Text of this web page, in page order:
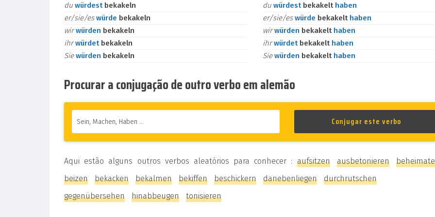
du würdest bekakeln
er/sie/eswürde bekakeln
wirwürden bekakeln
ihrwürdet bekakeln
Siewürden bekakeln
du würdest bekakelt haben
er/sie/eswürde bekakelt haben
wirwürden bekakelt haben
ihrwürdet bekakelt haben
Siewürden bekakelt haben
Procurar a conjugação de outro verbo em alemão
Aqui estão alguns outros verbos aleatórios para conhecer : aufsitzen ausbetonieren
beizen
bekacken bekalmen bekiffen beschickern danebenliegen
durchrutschen
gegenübersehen
hinabbeugen tonisieren